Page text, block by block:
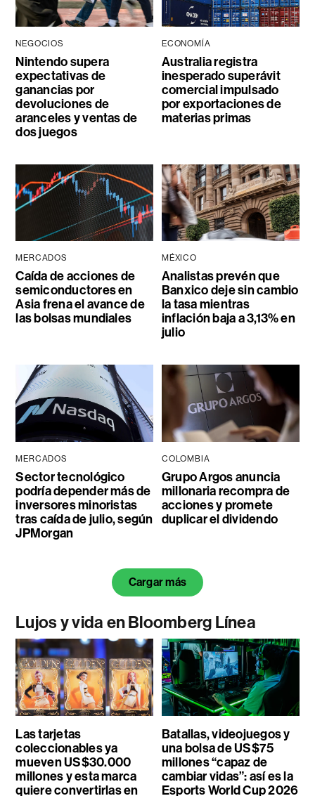
NEGOCIOS
Nintendo supera
expectativas de
ganancias por
devoluciones de
aranceles y ventas de
dos juegos
ECONOMÍA
Australia registra
inesperado superávit
comercial impulsado
por exportaciones de
materias primas
MERCADOS
Caída de acciones de
semiconductores en
Asia frena el avance de
las bolsas mundiales
MÉXICO
Analistas prevén que
Banxico deje sin cambio
la tasa mientras
inflación baja a 3,13% en
julio
MERCADOS
Sector tecnológico
podría depender más de
inversores minoristas
tras caída de julio, según
JPMorgan
COLOMBIA
Grupo Argos anuncia
millonaria recompra de
acciones y promete
duplicar el dividendo
Cargar más
Lujos y vida en Bloomberg Línea
Las tarjetas
coleccionables ya
mueven US$30.000
millones y esta marca
quiere convertirlas en
Batallas, videojuegos y
una bolsa de US$75
millones “capaz de
cambiar vidas”: así es la
Esports World Cup 2026